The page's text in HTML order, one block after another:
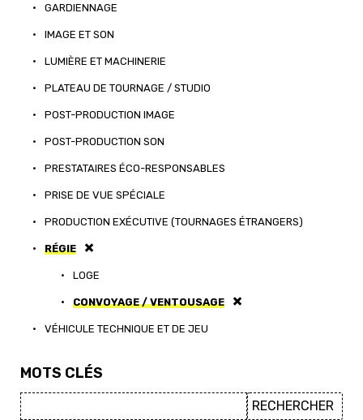
• GARDIENNAGE
• IMAGE ET SON
• LUMIÈRE ET MACHINERIE
• PLATEAU DE TOURNAGE / STUDIO
• POST-PRODUCTION IMAGE
• POST-PRODUCTION SON
• PRESTATAIRES ÉCO-RESPONSABLES
• PRISE DE VUE SPÉCIALE
• PRODUCTION EXÉCUTIVE (TOURNAGES ÉTRANGERS)
• RÉGIE
• LOGE
• CONVOYAGE / VENTOUSAGE
• VÉHICULE TECHNIQUE ET DE JEU
MOTS CLÉS